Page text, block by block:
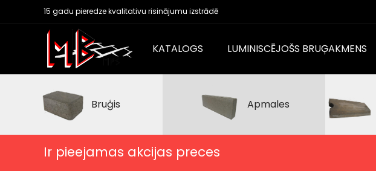
15 gadu pieredze kvalitativu risinājumu izstrādē
KATALOGS LUMINISCĒJOŠS BRUĢAKMENS
Bruģis Apmales
Ir pieejamas akcijas preces